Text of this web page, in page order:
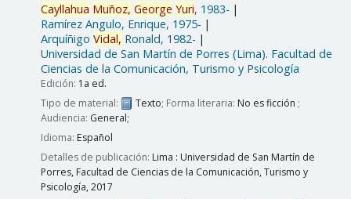
Cayllahua Muñoz, George Yuri, 1983-
Ramírez Angulo, Enrique, 1975-
Arquíñigo Vidal, Ronald, 1982-
Universidad de San Martín de Porres (Lima). Facultad de
Ciencias de la Comunicación, Turismo y Psicología
Edición: 1a ed.
Tipo de material:
Texto; Forma literaria: No es ficción ;
Audiencia: General;
Idioma: Español
Detalles de publicación: Lima : Universidad de San Martín de
Porres, Facultad de Ciencias de la Comunicación, Turismo y
Psicología,2017